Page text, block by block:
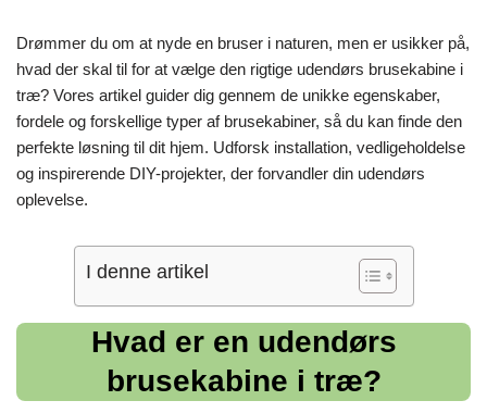
Drømmer du om at nyde en bruser i naturen, men er usikker på,
hvad der skal til for at vælge den rigtige udendørs brusekabine i
træ? Vores artikel guider dig gennem de unikke egenskaber,
fordele og forskellige typer af brusekabiner, så du kan finde den
perfekte løsning til dit hjem. Udforsk installation, vedligeholdelse
og inspirerende DIY-projekter, der forvandler din udendørs
oplevelse.
I denne artikel
Hvad er en udendørs
brusekabine i træ?